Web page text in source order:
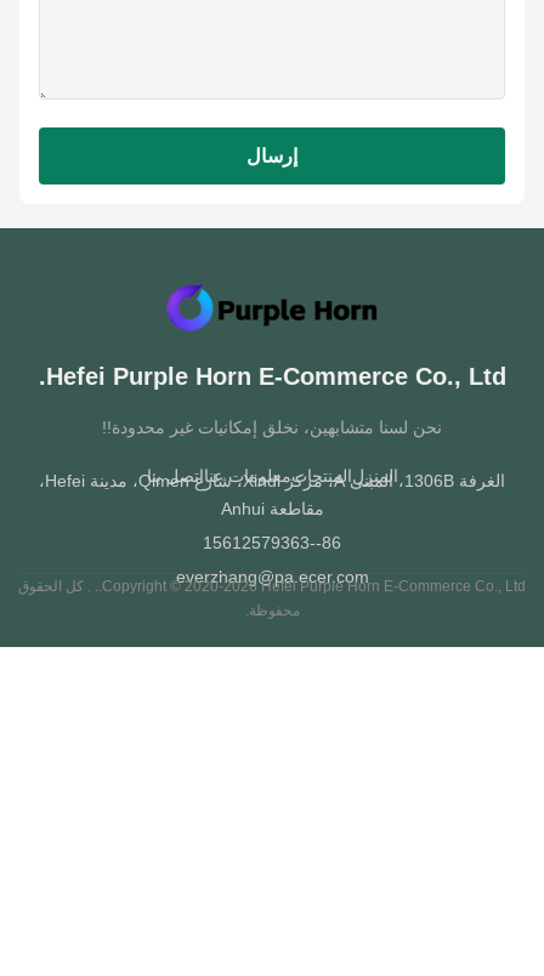
إرسال
Hefei Purple Horn E-Commerce Co., Ltd.
نحن لسنا متشابهين، نخلق إمكانيات غير محدودة!!
المنزلالمنتجاتمعلومات عنااتصل بنا
الغرفة 1306B، المبنى A، مركز Xindi، شارع Qimen، مدينة Hefei،
مقاطعة Anhui
everzhang@pa.ecer.com
Copyright © 2020-2026 Hefei Purple Horn E-Commerce Co., Ltd.. . كل الحقوق
محفوظة.